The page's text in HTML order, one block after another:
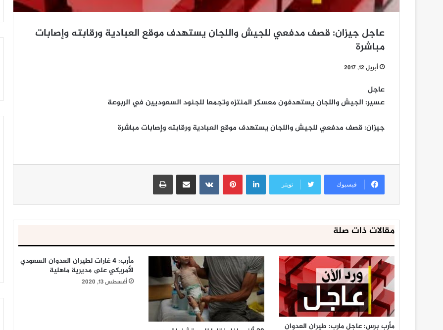
عاجل جيزان: قصف مدفعي للجيش واللجان يستهدف موقع العبادية ورقابته وإصابات
مباشرة
أبريل 12, 2017
عاجل
عسير: الجيش واللجان يستهدفون معسكر المنتزه وتجمعا للجنود السعوديين في الربوعة
جيزان: قصف مدفعي للجيش واللجان يستهدف موقع العبادية ورقابته وإصابات مباشرة
فيسبوك تويتر
لينكدإنبينتيريست مشاركة عبر البريد طباعة
مقالات ذات صلة
مأرب برس: عاجل مارب: طيران العدوان
مأرب: 4 غارات لطيران العدوان السعودي
الأمريكي على مديرية ماهلية
أغسطس 13, 2020